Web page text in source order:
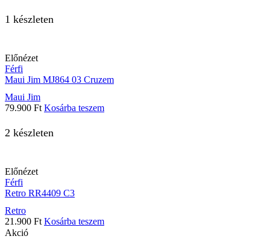
1 készleten
Előnézet
Férfi
Maui Jim MJ864 03 Cruzem
Maui Jim
79.900 Ft Kosárba teszem
2 készleten
Előnézet
Férfi
Retro RR4409 C3
Retro
21.900 Ft Kosárba teszem
Akció